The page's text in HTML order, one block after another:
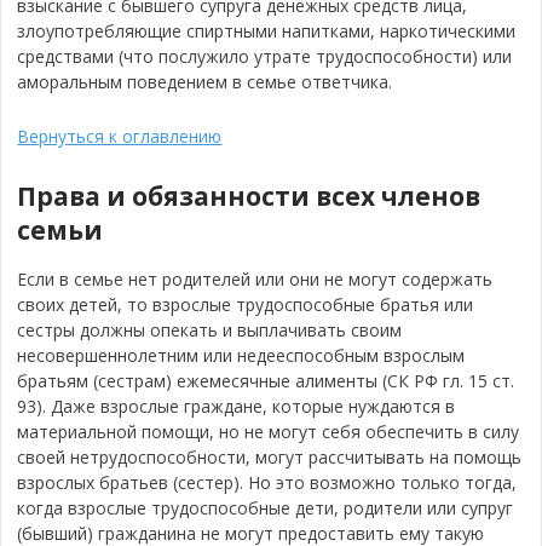
взыскание с бывшего супруга денежных средств лица,
злоупотребляющие спиртными напитками, наркотическими
средствами (что послужило утрате трудоспособности) или
аморальным поведением в семье ответчика.
Вернуться к оглавлению
Права и обязанности всех членов
семьи
Если в семье нет родителей или они не могут содержать
своих детей, то взрослые трудоспособные братья или
сестры должны опекать и выплачивать своим
несовершеннолетним или недееспособным взрослым
братьям (сестрам) ежемесячные алименты (СК РФ гл. 15 ст.
93). Даже взрослые граждане, которые нуждаются в
материальной помощи, но не могут себя обеспечить в силу
своей нетрудоспособности, могут рассчитывать на помощь
взрослых братьев (сестер). Но это возможно только тогда,
когда взрослые трудоспособные дети, родители или супруг
(бывший) гражданина не могут предоставить ему такую